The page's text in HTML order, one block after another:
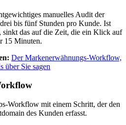
manuelles Audit der
bis fünf Stunden pro Kunde. Ist
das auf die Zeit, die ein Klick auf
15 Minuten.
Der Markenerwähnungs-Workflow,
über Sie sagen
Workflow mit einem Schritt, der den
des Kunden erfasst.